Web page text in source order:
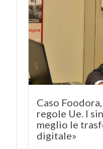
Caso
regole Ue. I
meglio le
digitale»